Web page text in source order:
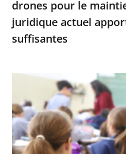
cadre
juridique
actuel
des
suffisantes
drones pour le
juridique actuel
suffisantes
L’interdiction
recourir
à
certains